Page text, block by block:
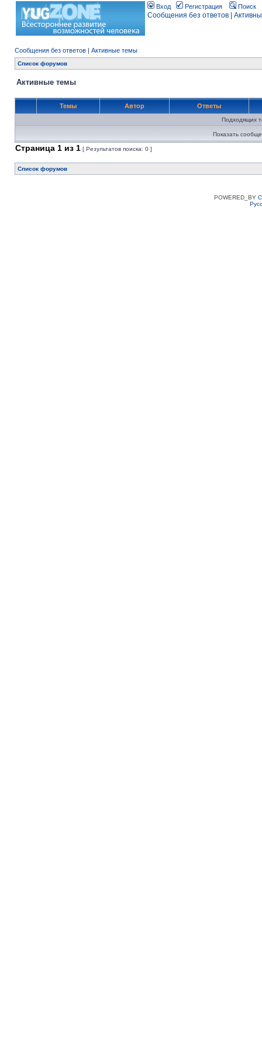
Вход Регистрация Поиск
Сообщения без ответов
Сообщения без ответов | Активные темы
Список форумов
Активные темы
Темы Автор Ответы
Подходящих
Показать
Страница 1 из 1 [ Результатов поиска: 0 ]
Список форумов
POWERED_BY